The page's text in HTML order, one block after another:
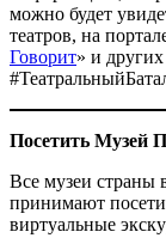
можно будет
театров, на
Говорит» и
Посетить Музей
Все музеи страны
принимают
виртуальные